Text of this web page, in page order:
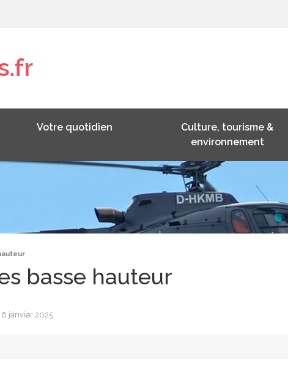
Votre quotidien
Culture, tourisme &
environnement
basse hauteur
janvier 2025